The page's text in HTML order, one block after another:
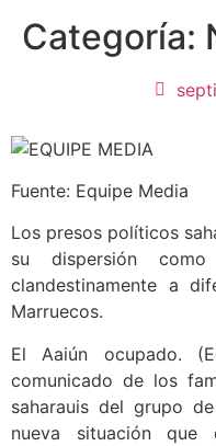
Categoría:
Fuente: Equipe Media
Los presos políticos
su dispersión
clandestinamente a
Marruecos.
El Aaiún ocupado.
comunicado de los
saharauis del grupo
nueva situación que